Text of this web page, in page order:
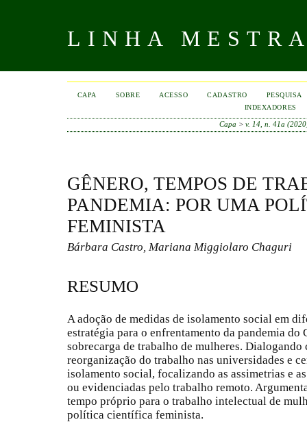
LINHA
CAPA SOBRE ACESSO CADASTRO
PESQUISA
INDEXADORES
Capa > v. 14, n. 41a
GÊNERO, TEMPOS DE
PANDEMIA: POR UMA
FEMINISTA
Bárbara Castro, Mariana Miggiolaro Chaguri
RESUMO
A adoção de medidas de isolamento social em
estratégia para o enfrentamento da pandemia
sobrecarga de trabalho de mulheres. Dialogando
reorganização do trabalho nas universidades e
isolamento social, focalizando as assimetrias e
ou evidenciadas pelo trabalho remoto.
tempo próprio para o trabalho intelectual de
política científica feminista.